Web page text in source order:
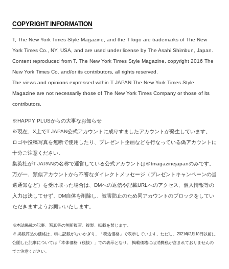
COPYRIGHT INFORMATION
T, The New York Times Style Magazine, and the T logo are trademarks of The New
York Times Co., NY, USA, and are used under license by The Asahi Shimbun, Japan.
Content reproduced from T, The New York Times Style Magazine, copyright 2016 The
New York Times Co. and/or its contributors, all rights reserved.
The views and opinions expressed within T JAPAN The New York Times Style
Magazine are not necessarily those of The New York Times Company or those of its
contributors.
※HAPPY PLUSからの大事なお知らせ
※現在、X上でT JAPAN公式アカウントに成りすましたアカウントが発生しています。
ロゴや投稿写真を無断で使用したり、プレゼント企画などを行なっている偽アカウントに
十分ご注意ください。
集英社がT JAPANの名称で運営している公式アカウントは＠tmagazinejapanのみです。
万が一、類似アカウントから不審なダイレクトメッセージ（プレゼントキャンペーンの当
選通知など）を受け取った場合は、DMへの返信や記載URLへのアクセス、個人情報等の
入力は決してせず、DM自体を削除し、被害防止のため同アカウントのブロックをしてい
ただきますようお願いいたします。
※本誌掲載の記事、写真等の無断複写、複製、転載を禁じます。
※ 掲載商品の価格は、特に記載がないかぎり、「税込価格」で表示しています。ただし、2021年3月18日以前に
公開した記事については「本体価格（税抜）」での表示となり、 掲載価格には消費税が含まれておりませんの
でご注意ください。